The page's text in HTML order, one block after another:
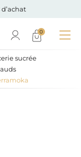
0
sucrée